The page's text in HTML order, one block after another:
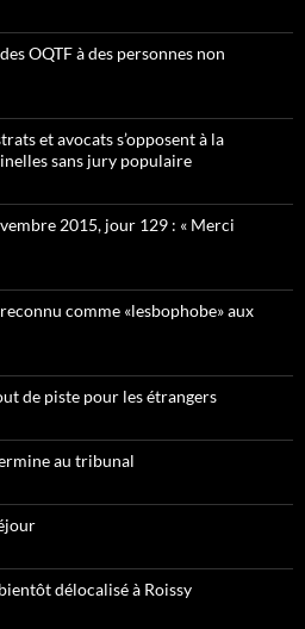
OQTF à des personnes non
et avocats s’opposent à la
sans jury populaire
2015, jour 129 : « Merci
comme «lesbophobe» aux
de piste pour les étrangers
au tribunal
délocalisé à Roissy